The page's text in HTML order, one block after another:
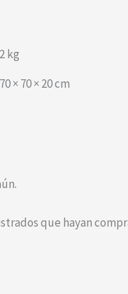
2 kg
70 × 70 × 20 cm
que hayan